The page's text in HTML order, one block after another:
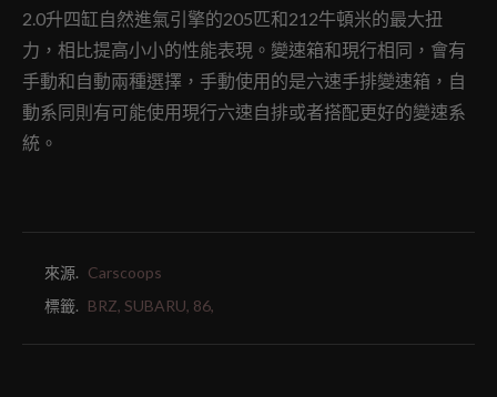
2.0升四缸自然進氣引擎的205匹和212牛頓米的最大扭
力，相比提高小小的性能表現。變速箱和現行相同，會有
手動和自動兩種選擇，手動使用的是六速手排變速箱，自
動系同則有可能使用現行六速自排或者搭配更好的變速系
統。
來源. Carscoops
標籤. BRZ, SUBARU, 86,